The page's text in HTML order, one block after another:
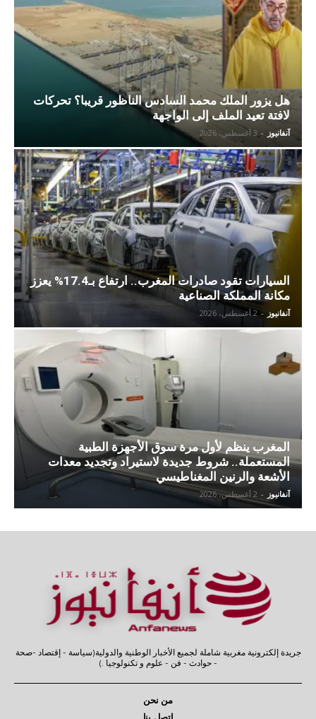
هل يزور الملك محمد السادس الناظور قريبا؟ تحركات
لافتة تعيد الملف إلى الواجهة
آنفانيوز - 3 أغسطس، 2026
السيارات تقود صادرات المغرب.. ارتفاع بـ17.4% يعزز
مكانة المملكة الصناعية
آنفانيوز - 2 أغسطس، 2026
المغرب ينظم لأول مرة سوق الأجهزة الطبية
المستعملة.. شروط جديدة لاستيراد وتجديد معدات
الأشعة والرنين المغناطيسي
آنفانيوز - 2 أغسطس، 2026
جريدة إلكترونية مغربية شاملة لجميع الأخبار الوطنية والدولية(سياسة - إقتصاد -صحة
- حوادث - فن - علوم و تكنولوجيا .)
من نحن
إتصل بنا